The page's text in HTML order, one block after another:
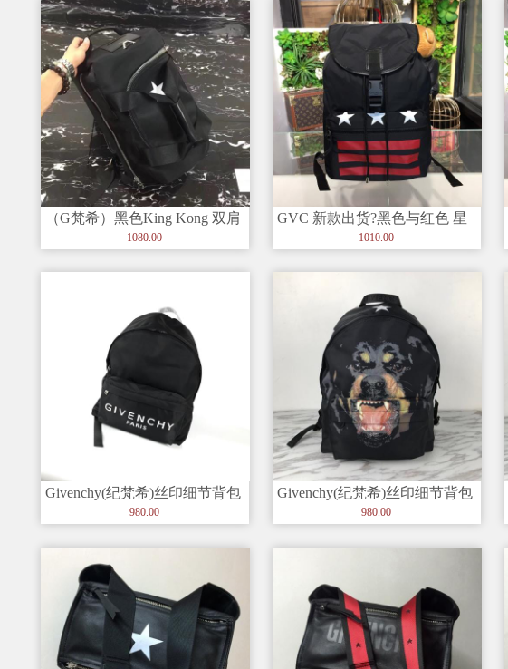
（G梵希）黑色King Kong 双肩
包 可调整肩带 顶部有
1080.00
GVC 新款出货?黑色与红色 星
星条纹背包?顶部有翻盖、扣子
1010.00
Givenchy(纪梵希)丝印细节背包
顶部全皮手柄 可卸肩
980.00
Givenchy(纪梵希)丝印细节背包
顶部全皮手柄 可卸肩
980.00